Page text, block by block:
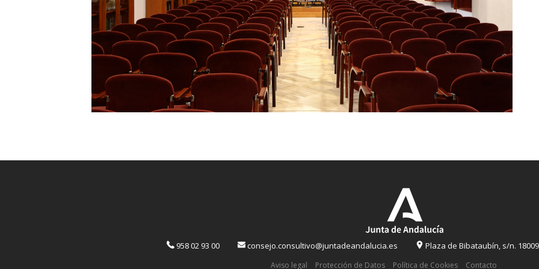
958 02 93 00 consejo.consultivo@juntadeandalucia.es Plaza de Bibataubín, s/n.
Aviso legal Protección de Datos Política de Cookies Contacto